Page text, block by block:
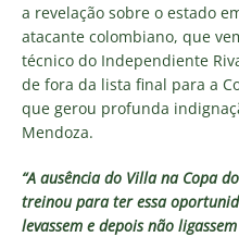
a revelação sobre o estado
atacante colombiano, que
técnico do Independiente
de fora da lista final para a
que gerou profunda
Mendoza.
“A ausência do Villa na Copa
treinou para ter essa
levassem e depois não